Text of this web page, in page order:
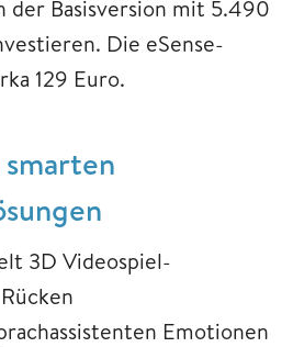
der Basisversion mit 5.490
Die eSense-
129 Euro.
3D Videospiel-
Emotionen